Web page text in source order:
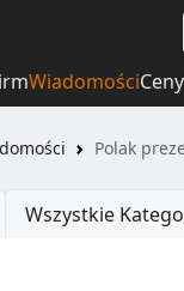
Wiadomości
Polak
Wszystkie